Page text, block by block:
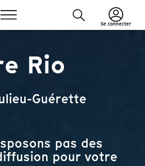
Se connecter
Rio
Guérette
pas des
pour votre